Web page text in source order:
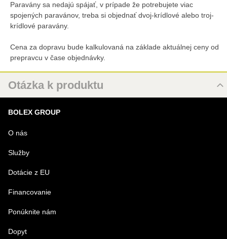
Paravány sa nedajú spájať, v prípade že potrebujete viac
spojených paravánov, treba si objednať dvoj-krídlové alebo troj-
krídlové paravány.
Cena za dopravu bude kalkulovaná na základe aktuálnej ceny od
prepravcu v čase objednávky.
Otázka k produktu
MENO
VÁŠ E-MAIL
VAŠA OTÁZKA K PRODUKTU
BOLEX GROUP
O nás
Služby
Dotácie z EU
Financovanie
Ponúknite nám
Dopyt